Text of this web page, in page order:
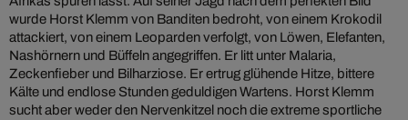
wurde Horst Klemm von Banditen bedroht, von einem Krokodil
attackiert, von einem Leoparden verfolgt, von Löwen, Elefanten,
Nashörnern und Büffeln angegriffen. Er litt unter Malaria,
Zeckenfieber und Bilharziose. Er ertrug glühende Hitze, bittere
Kälte und endlose Stunden geduldigen Wartens. Horst Klemm
sucht aber weder den Nervenkitzel noch die extreme sportliche